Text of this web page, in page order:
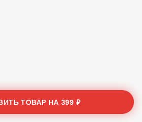
ТОВАР НА399 ₽